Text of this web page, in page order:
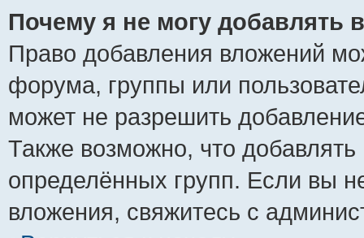
Почему я не могу добавлять
Право добавления вложений
форума, группы или
может не разрешить
Также возможно, что
определённых групп. Если вы
вложения, свяжитесь с